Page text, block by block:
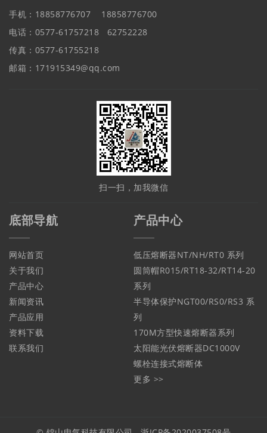
手机：18858776707 18858776700
电话：0577-61757218 62752228
传真：0577-61755218
邮箱：171915349@qq.com
扫一扫，加我微信
产品中心
低压熔断器NT/NH/RT0 系列
圆筒帽R015/RT18-32/RT14-20
系列
半导体保护NGT00/RS0/RS3 系
列
170M方型快速熔断器系列
太阳能光伏熔断器DC1000V
螺栓连接式熔断体
更多 >>
底部导航
网站首页
关于我们
产品中心
新闻资讯
产品应用
资料下载
联系我们